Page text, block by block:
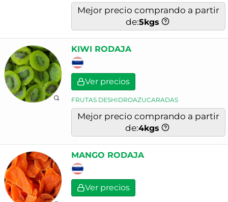
Mejor precio comprando a partir
de:5kgs
KIWI RODAJA
Ver precios
FRUTAS DESHIDROAZUCARADAS
Mejor precio comprando a partir
de:4kgs
MANGO RODAJA
Ver precios